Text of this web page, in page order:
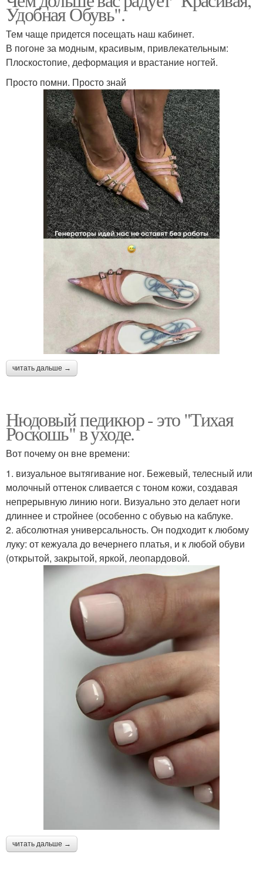
Удобная Обувь".
Тем чаще придется посещать наш кабинет.
В погоне за модным, красивым, привлекательным:
Плоскостопие, деформация и врастание ногтей.
Просто помни. Просто знай
читать дальше →
Нюдовый педикюр - это "Тихая
Роскошь" в уходе.
Вот почему он вне времени:
1. визуальное вытягивание ног. Бежевый, телесный или
молочный оттенок сливается с тоном кожи, создавая
непрерывную линию ноги. Визуально это делает ноги
длиннее и стройнее (особенно с обувью на каблуке.
2. абсолютная универсальность. Он подходит к любому
луку: от кежуала до вечернего платья, и к любой обуви
(открытой, закрытой, яркой, леопардовой.
читать дальше →